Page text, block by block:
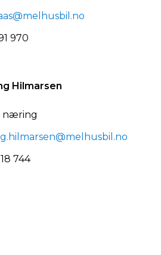
970
Hilmarsen
næring
744